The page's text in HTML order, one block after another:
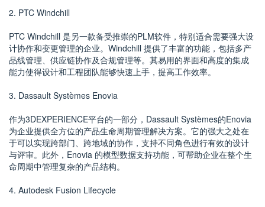
2. PTC Windchill
PTC Windchill 是另一款备受推崇的PLM软件，特别适合需要强大设
计协作和变更管理的企业。Windchill 提供了丰富的功能，包括多产
品线管理、供应链协作及合规管理等。其易用的界面和高度的集成
能力使得设计和工程团队能够快速上手，提高工作效率。
3. Dassault Systèmes Enovia
作为3DEXPERIENCE平台的一部分，Dassault Systèmes的Enovia
为企业提供全方位的产品生命周期管理解决方案。它的强大之处在
于可以实现跨部门、跨地域的协作，支持不同角色进行有效的设计
与评审。此外，Enovia 的模型数据支持功能，可帮助企业在整个生
命周期中管理复杂的产品结构。
4. Autodesk Fusion Lifecycle